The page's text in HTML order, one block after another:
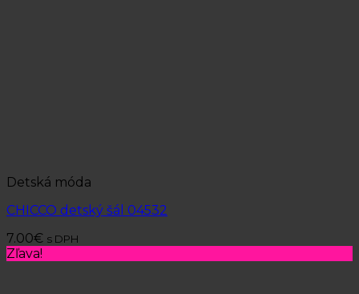
Detská móda
CHICCO detský šál 04532
7.00€ s DPH
Zľava!